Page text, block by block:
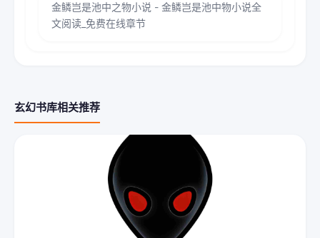
金鳞岂是池中之物小说 - 金鳞岂是池中物小说全
文阅读_免费在线章节
玄幻书库相关推荐